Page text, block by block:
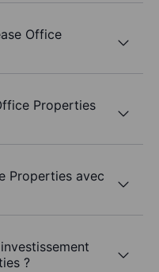
Office
Properties
Properties avec
?